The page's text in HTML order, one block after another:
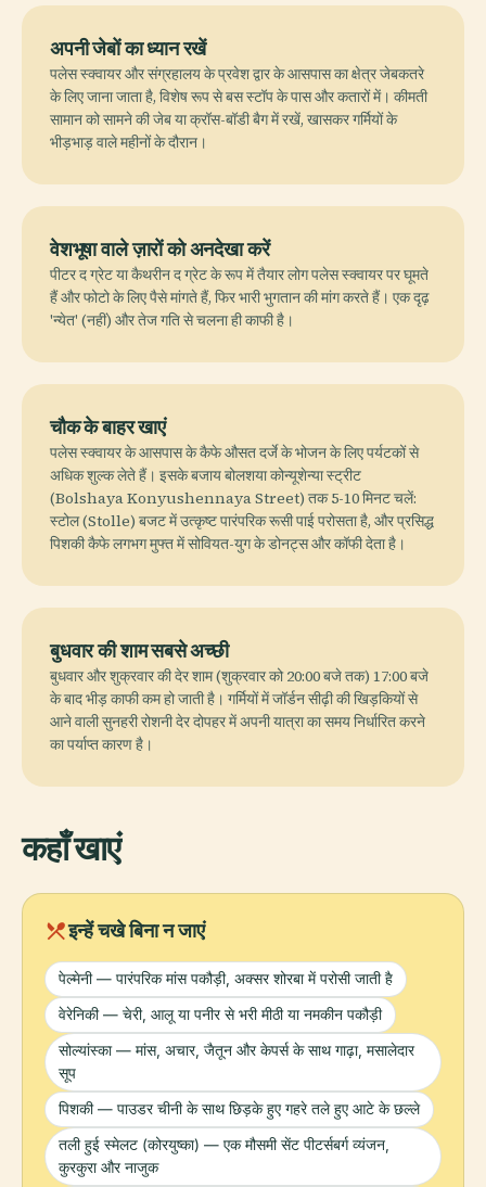
अपनी जेबों का ध्यान रखें
पलेस स्क्वायर और संग्रहालय के प्रवेश द्वार के आसपास का क्षेत्र जेबकतरे
के लिए जाना जाता है, विशेष रूप से बस स्टॉप के पास और कतारों में। कीमती
सामान को सामने की जेब या क्रॉस-बॉडी बैग में रखें, खासकर गर्मियों के
भीड़भाड़ वाले महीनों के दौरान।
वेशभूषा वाले ज़ारों को अनदेखा करें
पीटर द ग्रेट या कैथरीन द ग्रेट के रूप में तैयार लोग पलेस स्क्वायर पर घूमते
हैं और फोटो के लिए पैसे मांगते हैं, फिर भारी भुगतान की मांग करते हैं। एक दृढ़
'न्येत' (नहीं) और तेज गति से चलना ही काफी है।
चौक के बाहर खाएं
पलेस स्क्वायर के आसपास के कैफे औसत दर्जे के भोजन के लिए पर्यटकों से
अधिक शुल्क लेते हैं। इसके बजाय बोलशया कोन्यूशेन्या स्ट्रीट
(Bolshaya Konyushennaya Street) तक 5-10 मिनट चलें:
स्टोल (Stolle) बजट में उत्कृष्ट पारंपरिक रूसी पाई परोसता है, और प्रसिद्ध
पिशकी कैफे लगभग मुफ्त में सोवियत-युग के डोनट्स और कॉफी देता है।
बुधवार की शाम सबसे अच्छी
बुधवार और शुक्रवार की देर शाम (शुक्रवार को 20:00 बजे तक) 17:00 बजे
के बाद भीड़ काफी कम हो जाती है। गर्मियों में जॉर्डन सीढ़ी की खिड़कियों से
आने वाली सुनहरी रोशनी देर दोपहर में अपनी यात्रा का समय निर्धारित करने
का पर्याप्त कारण है।
कहाँ खाएं
local_diningइन्हें चखे बिना न जाएं
पेल्मेनी — पारंपरिक मांस पकौड़ी, अक्सर शोरबा में परोसी जाती है
वेरेनिकी — चेरी, आलू या पनीर से भरी मीठी या नमकीन पकौड़ी
सोल्यांस्का — मांस, अचार, जैतून और केपर्स के साथ गाढ़ा, मसालेदार
सूप
पिशकी — पाउडर चीनी के साथ छिड़के हुए गहरे तले हुए आटे के छल्ले
तली हुई स्मेलट (कोरयुष्का) — एक मौसमी सेंट पीटर्सबर्ग व्यंजन,
कुरकुरा और नाजुक